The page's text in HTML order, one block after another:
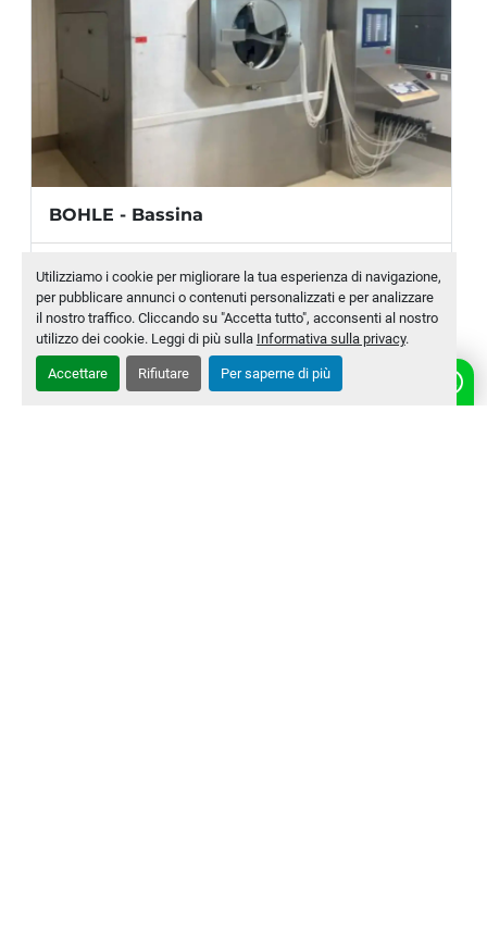
Utilizziamo i cookie per migliorare la tua esperienza di navigazione,
per pubblicare annunci o contenuti personalizzati e per analizzare
il nostro traffico. Cliccando su "Accetta tutto", acconsenti al nostro
utilizzo dei cookie. Leggi di più sulla Informativa sulla privacy.
Accettare Rifiutare Per saperne di più
Pressione aria compressa:
6 bar (g)
Consumo di aria compressa (sistema di
spruzzatura): 150 m³/h
Consumo totale di vapore:
562 kg/h
BOHLE - Bassina
Modello BFC600
Numero di magazzino MLTC-0007-WH